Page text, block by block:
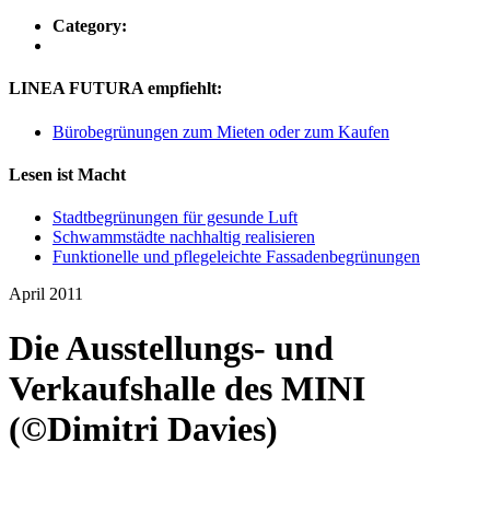
Category:
LINEA FUTURA empfiehlt:
Bürobegrünungen zum Mieten oder zum Kaufen
Lesen ist Macht
Stadtbegrünungen für gesunde Luft
Schwammstädte nachhaltig realisieren
Funktionelle und pflegeleichte Fassadenbegrünungen
April 2011
Die Ausstellungs- und
Verkaufshalle des MINI
(©Dimitri Davies)